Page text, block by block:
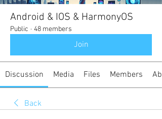
Android & IOS & HarmonyOS
Public · 48 members
Join
Discussion Media Files Members
Back